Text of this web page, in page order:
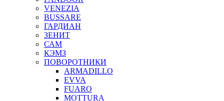
VENEZIA
BUSSARE
ГАРДИАН
ЗЕНИТ
САМ
КЭМЗ
ПОВОРОТНИКИ
ARMADILLO
EVVA
FUARO
MOTTURA